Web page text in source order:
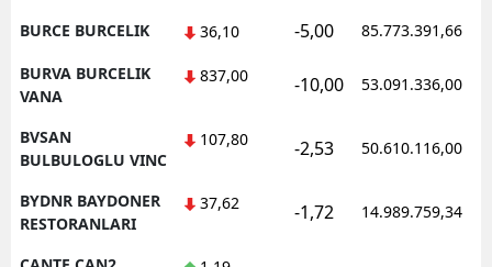
BURCE BURCELIK 36,10 -5,00 85.773.391,66
BURVA BURCELIK
VANA
837,00 -10,00 53.091.336,00
BVSAN
BULBULOGLU VINC
107,80 -2,53 50.610.116,00
BYDNR BAYDONER
RESTORANLARI
37,62 -1,72 14.989.759,34